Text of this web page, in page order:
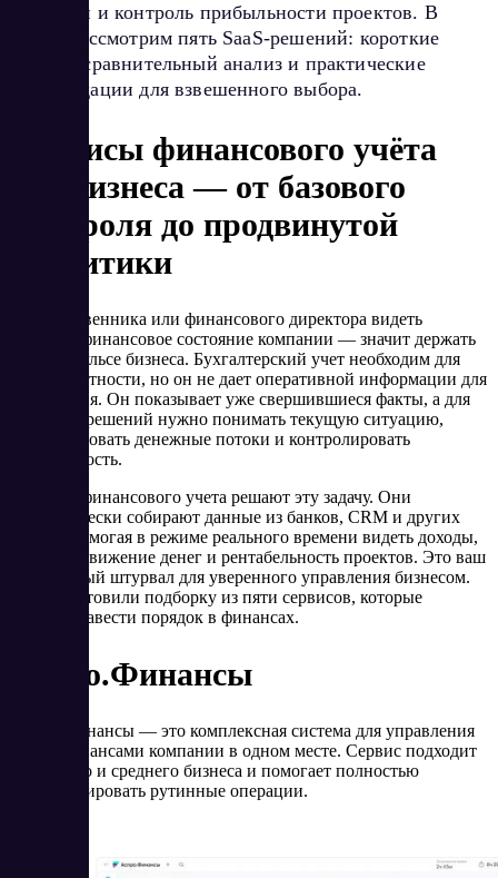
платежей и контроль прибыльности проектов. В
статье рассмотрим пять SaaS-решений: короткие
обзоры, сравнительный анализ и практические
рекомендации для взвешенного выбора.
Сервисы финансового учёта
для бизнеса — от базового
контроля до продвинутой
аналитики
Для собственника или финансового директора видеть
реальное финансовое состояние компании — значит держать
руку на пульсе бизнеса. Бухгалтерский учет необходим для
сдачи отчетности, но он не дает оперативной информации для
управления. Он показывает уже свершившиеся факты, а для
принятия решений нужно понимать текущую ситуацию,
прогнозировать денежные потоки и контролировать
прибыльность.
Сервисы финансового учета решают эту задачу. Они
автоматически собирают данные из банков, CRM и других
систем, помогая в режиме реального времени видеть доходы,
расходы, движение денег и рентабельность проектов. Это ваш
финансовый штурвал для уверенного управления бизнесом.
Мы подготовили подборку из пяти сервисов, которые
помогут навести порядок в финансах.
Аспро.Финансы
Аспро.Финансы — это комплексная система для управления
всеми финансами компании в одном месте. Сервис подходит
для малого и среднего бизнеса и помогает полностью
автоматизировать рутинные операции.